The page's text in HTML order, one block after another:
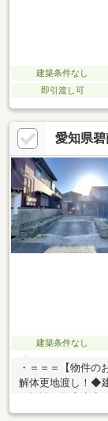
建築条件なし
即引渡し可
愛知県
建築条件なし
・＝＝＝【物件
解体更地渡し！◆
前面道路が広々し